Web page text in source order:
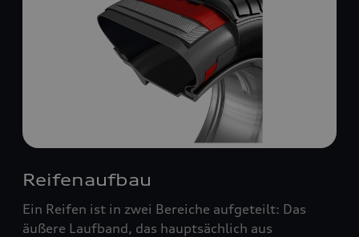
Reifenaufbau
Ein Reifen ist in zwei Bereiche aufgeteilt: Das
äußere Laufband, das hauptsächlich aus